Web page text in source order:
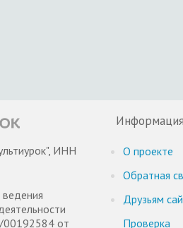
ИНН
от
О проекте
Обратная
Друзьям
Проверка